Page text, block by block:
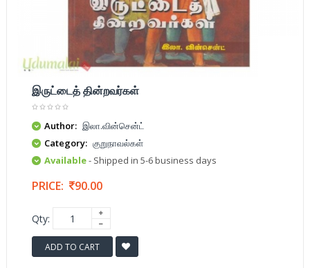
இருட்டைத் தின்றவர்கள்
Author: இலா.வின்சென்ட்
Category: குறுநாவல்கள்
Available- Shipped in 5-6 business days
PRICE: 90.00
Qty:
ADD TO CART